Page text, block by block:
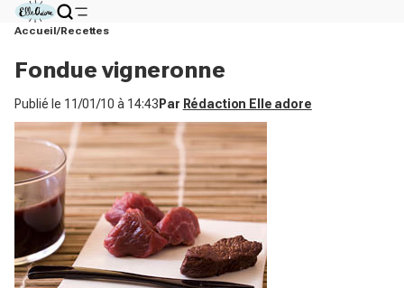
Accueil Recettes
Fondue vigneronne
Publié le 11/01/10 à 14:43 Par Rédaction Elle adore